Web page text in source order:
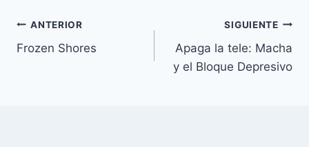
Navegación
de
ANTERIOR
Frozen Shores
SIGUIENTE
Apaga la tele: Macha
y el Bloque Depresivo